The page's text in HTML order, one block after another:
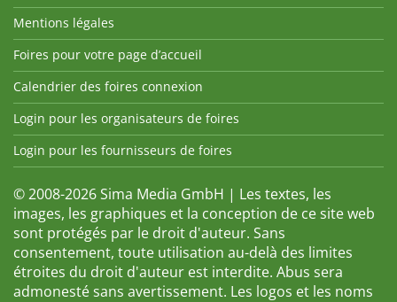
Mentions légales
Foires pour votre page d’accueil
Calendrier des foires connexion
Login pour les organisateurs de foires
Login pour les fournisseurs de foires
© 2008-2026 Sima Media GmbH | Les textes, les
images, les graphiques et la conception de ce site web
sont protégés par le droit d'auteur. Sans
consentement, toute utilisation au-delà des limites
étroites du droit d'auteur est interdite. Abus sera
admonesté sans avertissement. Les logos et les noms